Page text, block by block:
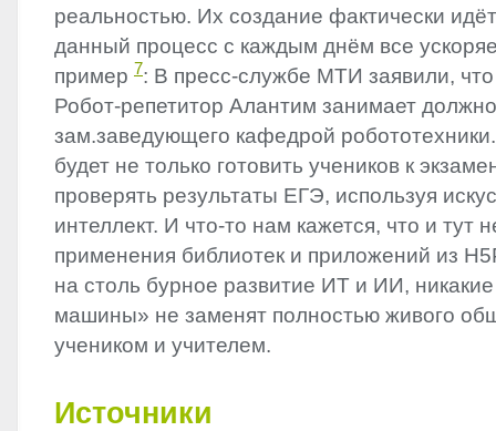
реальностью. Их создание фактически
данный процесс с каждым днём все
пример 7: В пресс-службе МТИ заявили, что
Робот-репетитор Алантим занимает
зам.заведующего кафедрой
будет не только готовить учеников к
проверять результаты ЕГЭ, используя
интеллект. И что-то нам кажется, что и тут
применения библиотек и приложений из
на столь бурное развитие ИТ и ИИ,
машины» не заменят полностью живого
учеником и учителем.
Источники